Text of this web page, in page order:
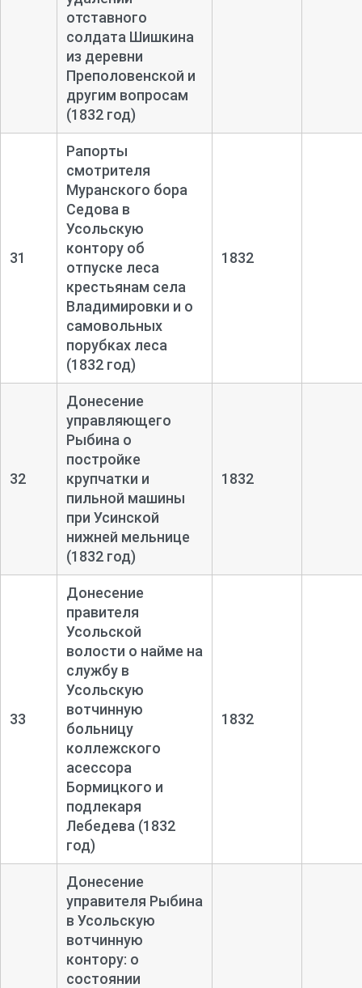
отставного
солдата Шишкина
из деревни
Преполовенской и
другим вопросам
(1832 год)
31
Рапорты
смотрителя
Муранского бора
Седова в
Усольскую
контору об
отпуске леса
крестьянам села
Владимировки и о
самовольных
порубках леса
(1832 год)
1832
32
Донесение
управляющего
Рыбина о
постройке
крупчатки и
пильной машины
при Усинской
нижней мельнице
(1832 год)
1832
33
Донесение
правителя
Усольской
волости о найме на
службу в
Усольскую
вотчинную
больницу
коллежского
асессора
Бормицкого и
подлекаря
Лебедева (1832
год)
1832
Донесение
управителя Рыбина
в Усольскую
вотчинную
контору: о
состоянии